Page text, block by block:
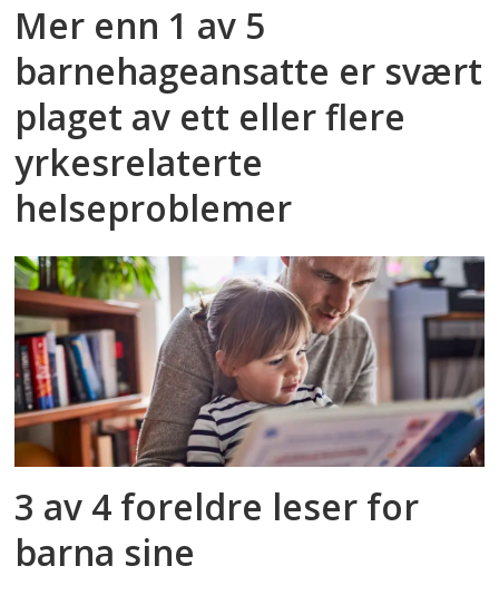
Mer enn 1 av 5
barnehageansatte er svært
plaget av ett eller flere
yrkesrelaterte
helseproblemer
3 av 4 foreldre leser for
barna sine